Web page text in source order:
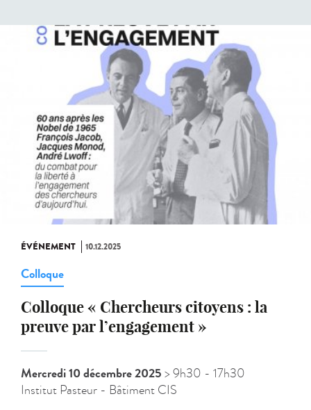
ÉVÉNEMENT 10.12.2025
Colloque
Colloque « Chercheurs citoyens : la
preuve par l’engagement »
Mercredi 10 décembre 2025 > 9h30 - 17h30
Institut Pasteur - Bâtiment CIS